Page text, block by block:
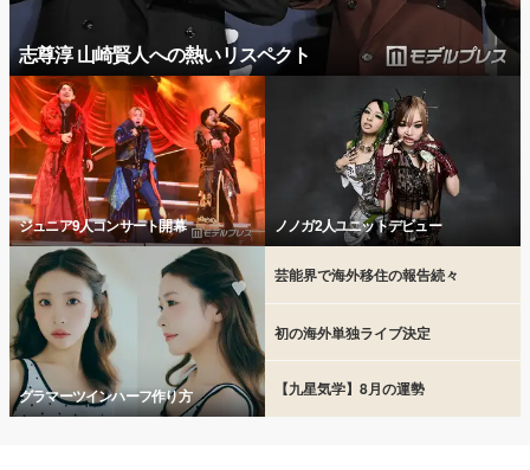
志尊淳 山崎賢人への熱いリスペクト
ジュニア9人コンサート開幕 ノノガ2人ユニットデビュー
グラマーツインハーフ作り方
芸能界で海外移住の報告続々
初の海外単独ライブ決定
【九星気学】8月の運勢